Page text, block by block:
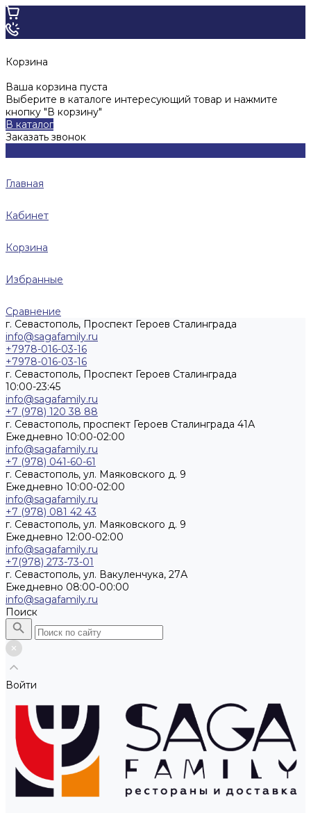
Корзина
Ваша корзина пуста
Выберите в каталоге интересующий товар и нажмите
кнопку "В корзину"
В каталог
Заказать звонок
Главная
Кабинет
Корзина
Избранные
Сравнение
г. Севастополь, Проспект Героев Сталинграда
info@sagafamily.ru
+7978-016-03-16
+7978-016-03-16
г. Севастополь, Проспект Героев Сталинграда
10:00-23:45
info@sagafamily.ru
+7 (978) 120 38 88
г. Севастополь, проспект Героев Сталинграда 41А
Ежедневно 10:00-02:00
info@sagafamily.ru
+7 (978) 041-60-61
г. Севастополь, ул. Маяковского д. 9
Ежедневно 10:00-02:00
info@sagafamily.ru
+7 (978) 081 42 43
г. Севастополь, ул. Маяковского д. 9
Ежедневно 12:00-02:00
info@sagafamily.ru
+7(978) 273-73-01
г. Севастополь, ул. Вакуленчука, 27А
Ежедневно 08:00-00:00
info@sagafamily.ru
Поиск
Войти